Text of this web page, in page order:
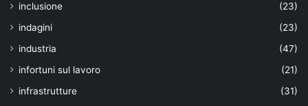
inclusione
(23)
indagini
(23)
industria
(47)
infortuni sul lavoro
(21)
infrastrutture
(31)